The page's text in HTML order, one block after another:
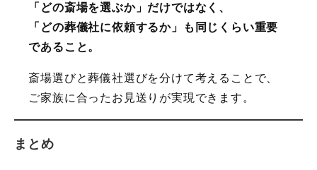
「どの斎場を選ぶか」だけではなく、
「どの葬儀社に依頼するか」も同じくらい重要
であること。
斎場選びと葬儀社選びを分けて考えることで、
ご家族に合ったお見送りが実現できます。
まとめ